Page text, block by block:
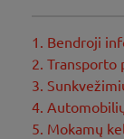
1. Bendroji
2. Transporto
3.
4.
5. Mokamų